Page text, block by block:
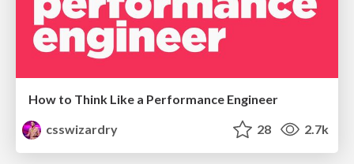
How to Think Like a Performance Engineer
csswizardry
28 2.7k